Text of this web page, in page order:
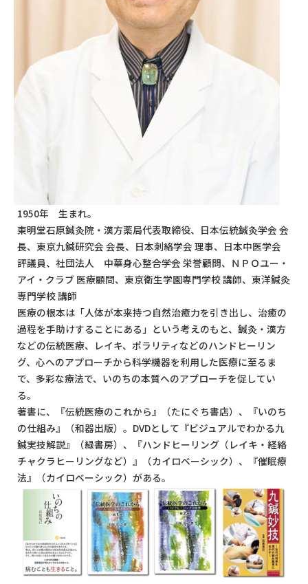
1950年 生まれ。
東明堂石原鍼灸院・漢方薬局代表取締役、日本伝統鍼灸学会 会
長、東京九鍼研究会 会長、日本刺絡学会 理事、日本中医学会
評議員、社団法人 中華身心整合学会 栄誉顧問、ＮＰＯユー・
アイ・クラブ 医療顧問、東京衛生学園専門学校 講師、東洋鍼灸
専門学校 講師
医療の根本は「人体が本来持つ自然治癒力を引き出し、治癒の
過程を手助けすることにある」という考えのもと、鍼灸・漢方
などの伝統医療、レイキ、ポラリティなどのハンドヒーリン
グ、心へのアプローチから科学機器を利用した医療に至るま
で、多彩な療法で、いのちの本質へのアプローチを促してい
る。
著書に、『伝統医療のこれから』（たにぐち書店）、『いのち
の仕組み』（和器出版）。DVDとして『ビジュアルでわかる九
鍼実技解説』（緑書房）、『ハンドヒーリング（レイキ・経絡
チャクラヒーリングなど）』（カイロベーシック）、『催眠療
法』（カイロベーシック）がある。